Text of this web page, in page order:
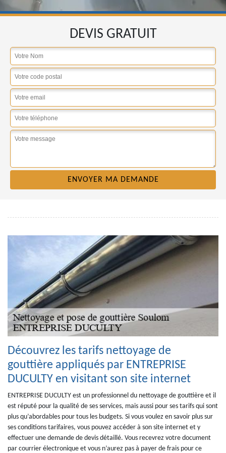
DEVIS GRATUIT
Découvrez les tarifs nettoyage de
gouttière appliqués par ENTREPRISE
DUCULTY en visitant son site internet
ENTREPRISE DUCULTY est un professionnel du nettoyage de gouttière et il
est réputé pour la qualité de ses services, mais aussi pour ses tarifs qui sont
plus qu’abordables pour tous les budgets. Si vous voulez en savoir plus sur
ses conditions tarifaires, vous pouvez accéder à son site internet et y
effectuer une demande de devis détaillé. Vous recevrez votre document
par courrier électronique et vous n’aurez pas à payer de frais pour ce